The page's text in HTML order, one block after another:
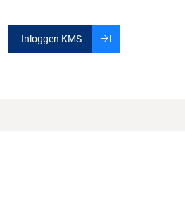
Inloggen KMS